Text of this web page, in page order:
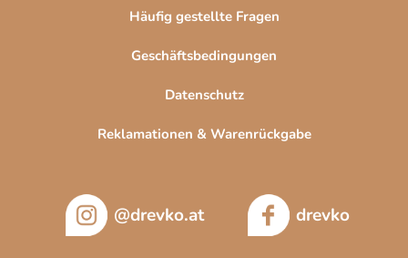
Häufig gestellte Fragen
Geschäftsbedingungen
Datenschutz
Reklamationen & Warenrückgabe
@drevko.at drevko